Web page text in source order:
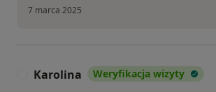
7 marca 2025
Karolina Weryfikacja wizyty